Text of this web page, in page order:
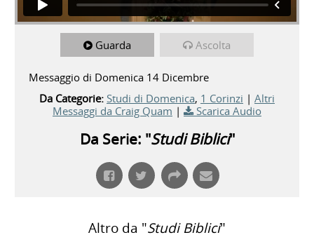
Guarda Ascolta
Messaggio di Domenica 14 Dicembre
Da Categorie: Studi di Domenica, 1 Corinzi | Altri
Messaggi da Craig Quam | Scarica Audio
Da Serie: "Studi Biblici"
Altro da "Studi Biblici"